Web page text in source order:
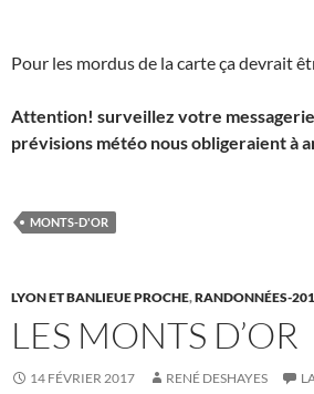
Pour les mordus de la carte ça devrait
Attention! surveillez votre messagerie
prévisions météo nous obligeraient à
MONTS-D'OR
LYON ET BANLIEUE PROCHE,RANDONNÉES-
LES MONTS D’OR
14 FÉVRIER 2017 RENÉ DESHAYES